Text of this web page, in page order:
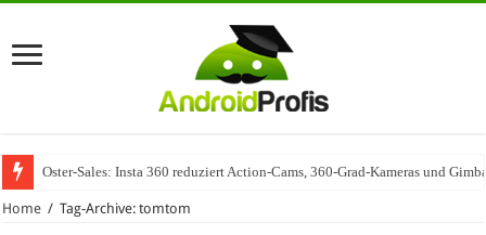
Oster-Sales: Insta 360 reduziert Action-Cams, 360-Grad-Kameras und
Home / Tag-Archive: tomtom